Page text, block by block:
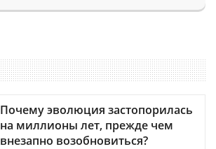
Почему эволюция застопорилась
на миллионы лет, прежде чем
внезапно возобновиться?